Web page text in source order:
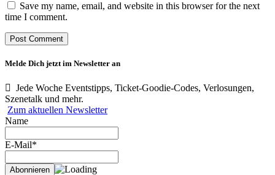
Save my name, email, and website in this browser for the next
time I comment.
Melde Dich jetzt im Newsletter an
Jede Woche Eventstipps, Ticket-Goodie-Codes, Verlosungen,
Szenetalk und mehr.
Zum aktuellen Newsletter
Name
E-Mail*